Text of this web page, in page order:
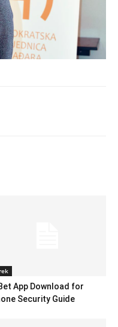
App Download for
Security Guide